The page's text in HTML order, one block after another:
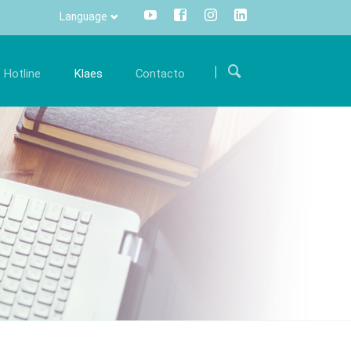
Language
navegación
trade
innovadora
La solución para la
la
Comunicación
Toda la información pulsando un
botón - centralizado y transparente.
Info Manager
CRM
DMS
openTRANS
Hotline Klaes
parte de nuestro equipo internacional y
con su conocimiento experto.
de trabajo
Contacto
Internacional
Como encontrarnos
Formulario de contacto